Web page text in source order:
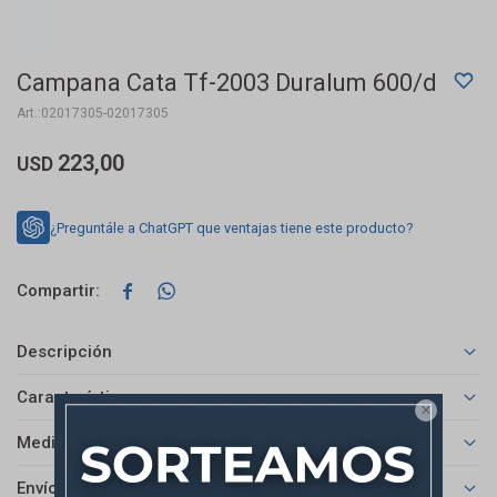

Campana Cata Tf-2003 Duralum 600/d
02017305-02017305
USD 223,00
¿Preguntále a ChatGPT que ventajas tiene este producto?
 
Descripción
Características
Medios de pago
Envíos